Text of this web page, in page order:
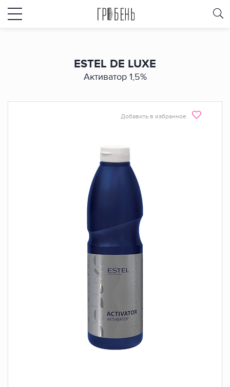
ESTEL DE LUXE
Активатор 1,5%
Добавить в избранное